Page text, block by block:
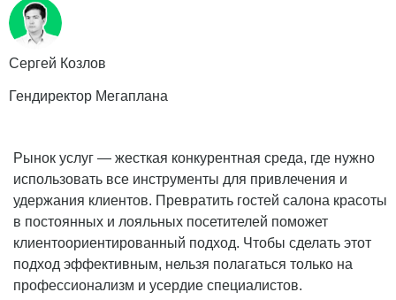
Рынок услуг — жесткая конкурентная среда, где нужно
использовать все инструменты для привлечения и
удержания клиентов. Превратить гостей салона красоты
в постоянных и лояльных посетителей поможет
клиентоориентированный подход. Чтобы сделать этот
подход эффективным, нельзя полагаться только на
профессионализм и усердие специалистов.
Сергей Козлов
Гендиректор Мегаплана